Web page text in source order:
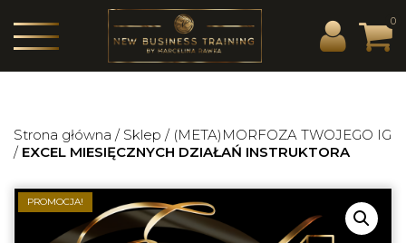
0
Strona główna / Sklep / (META)MORFOZA TWOJEGO IG
/ EXCEL MIESIĘCZNYCH DZIAŁAŃ INSTRUKTORA
PROMOCJA!